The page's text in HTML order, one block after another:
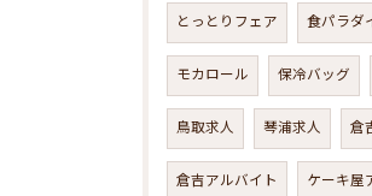
とっとりフェア 食パラダ
モカロール 保冷バッグ
鳥取求人 琴浦求人 倉
倉吉アルバイト ケーキ屋